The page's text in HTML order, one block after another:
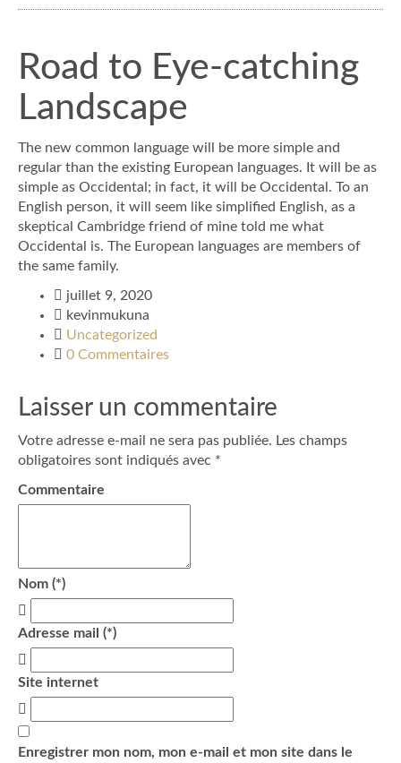
Road to Eye-catching
Landscape
The new common language will be more simple and
regular than the existing European languages. It will be as
simple as Occidental; in fact, it will be Occidental. To an
English person, it will seem like simplified English, as a
skeptical Cambridge friend of mine told me what
Occidental is. The European languages are members of
the same family.
juillet 9, 2020
kevinmukuna
Uncategorized
0 Commentaires
Laisser un commentaire
Votre adresse e-mail ne sera pas publiée. Les champs
obligatoires sont indiqués avec *
Commentaire
Nom (*)
Adresse mail (*)
Site internet
Enregistrer mon nom, mon e-mail et mon site dans le